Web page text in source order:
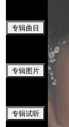
专辑曲目
专辑图片
专辑试听